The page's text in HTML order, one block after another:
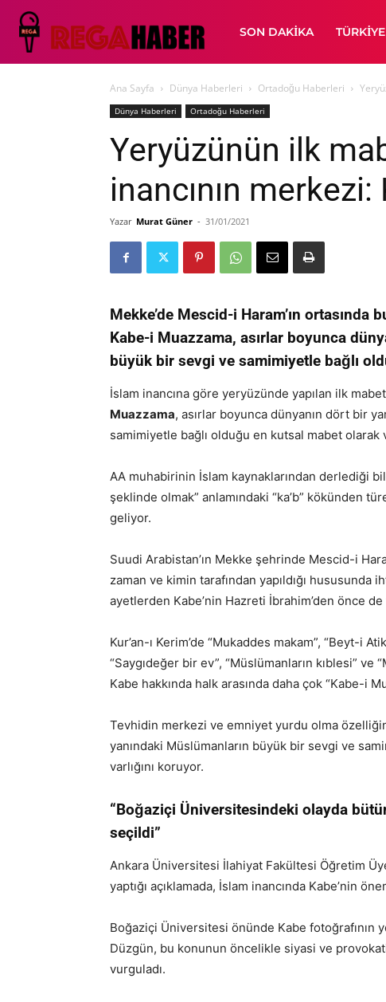
SON DAKIKA TÜRKIYE
Ana Sayfa Dünya Haberleri Ortadoğu Haberleri
Dünya Haberleri Ortadoğu Haberleri
Yeryüzünün ilk
inancının merkezi:
Yazar Murat Güner - 31/01/2021
Mekke’de Mescid-i Haram’ın
Kabe-i Muazzama, asırlar boyunca
büyük bir sevgi ve samimiyetle bağlı
İslam inancına göre yeryüzünde yapılan ilk
Muazzama, asırlar boyunca dünyanın dört bir
samimiyetle bağlı olduğu en kutsal mabet olarak
AA muhabirinin İslam kaynaklarından derlediği
şeklinde olmak” anlamındaki “ka’b” kökünden
geliyor.
Suudi Arabistan’ın Mekke şehrinde Mescid-i
zaman ve kimin tarafından yapıldığı hususunda
ayetlerden Kabe’nin Hazreti İbrahim’den önce
Kur’an-ı Kerim’de “Mukaddes makam”, “Beyt-i
“Saygıdeğer bir ev”, “Müslümanların kıblesi” ve
Kabe hakkında halk arasında daha çok “Kabe-i
Tevhidin merkezi ve emniyet yurdu olma
yanındaki Müslümanların büyük bir sevgi ve
varlığını koruyor.
“Boğaziçi Üniversitesindeki olayda
seçildi”
Ankara Üniversitesi İlahiyat Fakültesi Öğretim
yaptığı açıklamada, İslam inancında Kabe’nin
Boğaziçi Üniversitesi önünde Kabe
Düzgün, bu konunun öncelikle siyasi ve
vurguladı.